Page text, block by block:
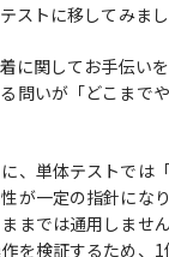
ストに移してみまし
に関してお手伝い
問いが「どこまで
、単体テストでは
が一定の指針にな
までは通用しませ
を検証するため、